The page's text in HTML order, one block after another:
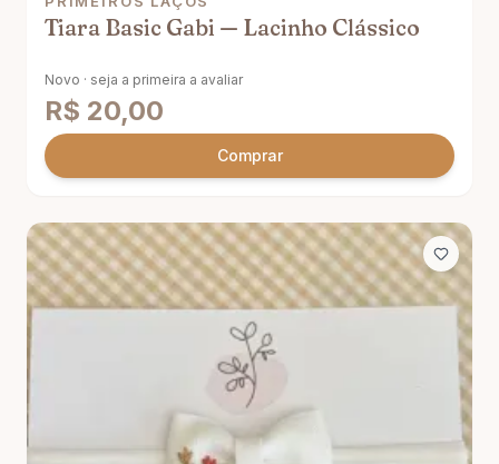
Tiara Basic Gabi — Lacinho Clássico
Novo · seja a primeira a avaliar
R$ 20,00
Comprar